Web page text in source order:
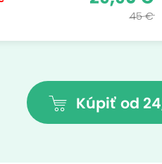
45 €
Kúpiť od